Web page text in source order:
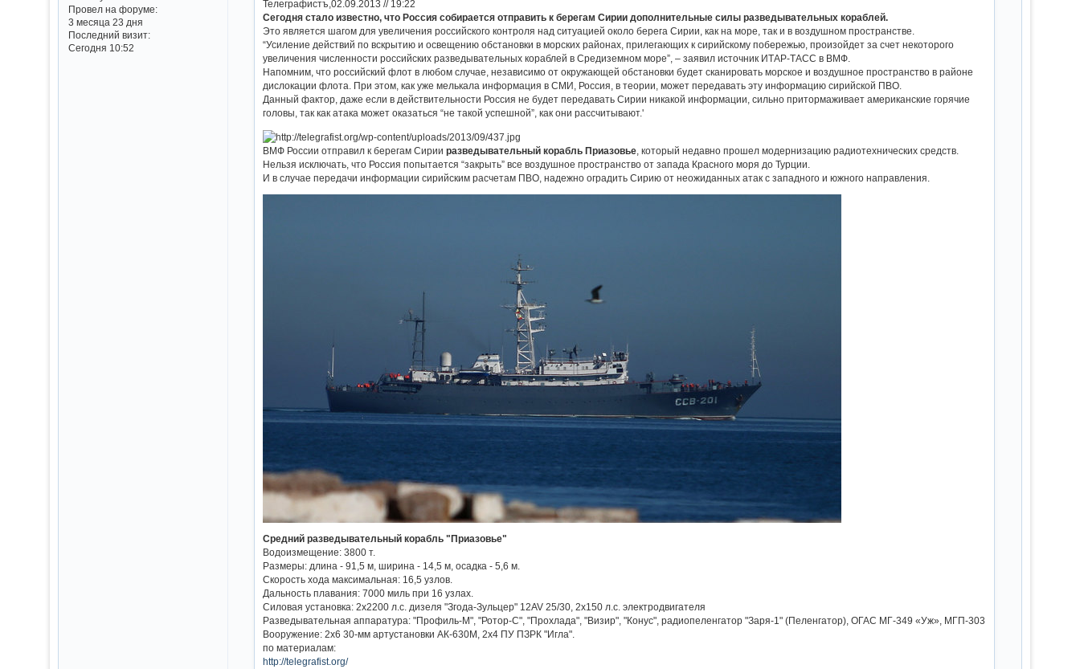
Провел на форуме:
3 месяца 23 дня
Последний визит:
Сегодня 10:52
Телеграфистъ,02.09.2013 // 19:22
Сегодня стало известно, что Россия собирается отправить к берегам Сирии дополнительные силы разведывательных кораблей.
Это является шагом для увеличения российского контроля над ситуацией около берега Сирии, как на море, так и в воздушном пространстве.
“Усиление действий по вскрытию и освещению обстановки в морских районах, прилегающих к сирийскому побережью, произойдет за счет некоторого
увеличения численности российских разведывательных кораблей в Средиземном море”, – заявил источник ИТАР-ТАСС в ВМФ.
Напомним, что российский флот в любом случае, независимо от окружающей обстановки будет сканировать морское и воздушное пространство в районе
дислокации флота. При этом, как уже мелькала информация в СМИ, Россия, в теории, может передавать эту информацию сирийской ПВО.
Данный фактор, даже если в действительности Россия не будет передавать Сирии никакой информации, сильно притормаживает американские горячие
головы, так как атака может оказаться “не такой успешной”, как они рассчитывают.'
ВМФ России отправил к берегам Сирииразведывательный корабль Приазовье , который недавно прошел модернизацию радиотехнических средств.
Нельзя исключать, что Россия попытается “закрыть” все воздушное пространство от запада Красного моря до Турции.
И в случае передачи информации сирийским расчетам ПВО, надежно оградить Сирию от неожиданных атак с западного и южного направления.
Средний разведывательный корабль "Приазовье"
Водоизмещение: 3800 т.
Размеры: длина - 91,5 м, ширина - 14,5 м, осадка - 5,6 м.
Скорость хода максимальная: 16,5 узлов.
Дальность плавания: 7000 миль при 16 узлах.
Силовая установка: 2х2200 л.с. дизеля "Згода-Зульцер" 12AV 25/30, 2х150 л.с. электродвигателя
Разведывательная аппаратура: "Профиль-М", "Ротор-С", "Прохлада", "Визир", "Конус", радиопеленгатор "Заря-1" (Пеленгатор), ОГАС МГ-349 «Уж», МГП-303
Вооружение: 2х6 30-мм артустановки АК-630М, 2x4 ПУ ПЗРК "Игла".
по материалам:
http://telegrafist.org/